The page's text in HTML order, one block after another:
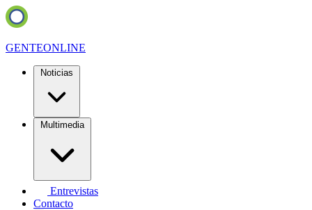
GENTEONLINE
Noticias
Multimedia
Entrevistas
Contacto